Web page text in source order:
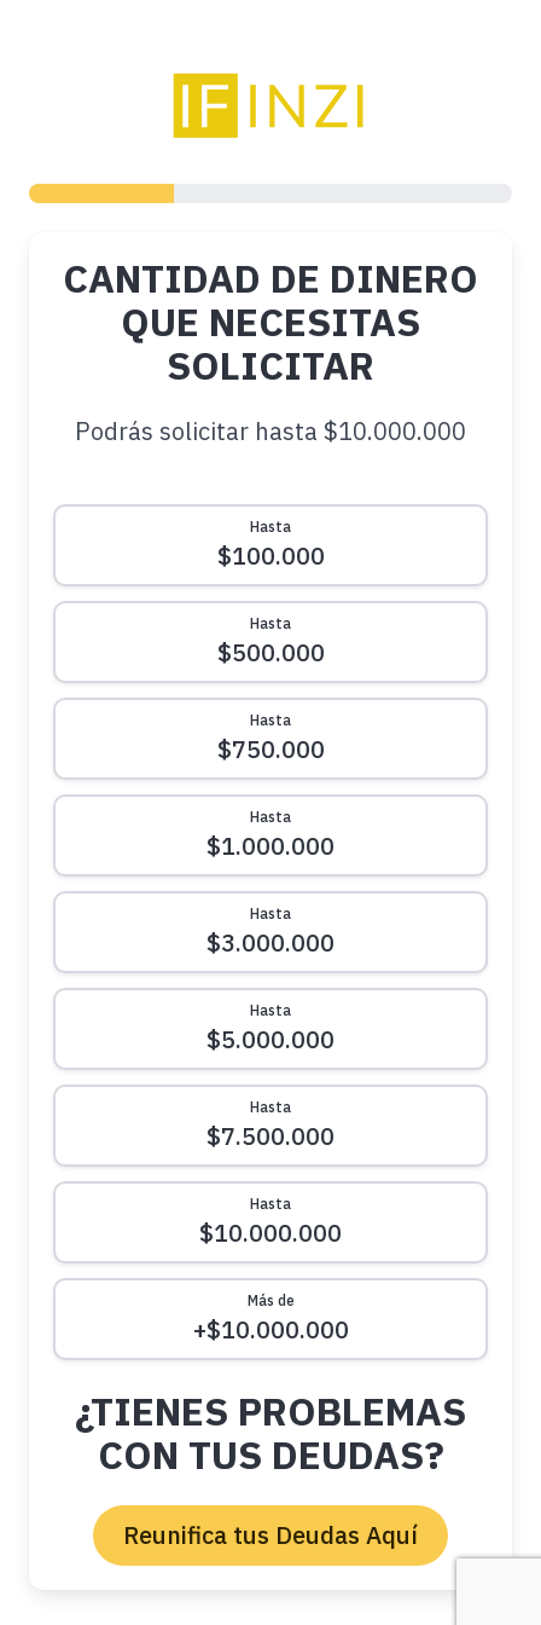
CANTIDAD DE DINERO
QUE NECESITAS
SOLICITAR
Podrás solicitar hasta $10.000.000
Hasta
$100.000
Hasta
$500.000
Hasta
$750.000
Hasta
$1.000.000
Hasta
$3.000.000
Hasta
$5.000.000
Hasta
$7.500.000
Hasta
$10.000.000
Más de
+$10.000.000
¿TIENES PROBLEMAS
CON TUS DEUDAS?
Reunifica tus Deudas Aquí